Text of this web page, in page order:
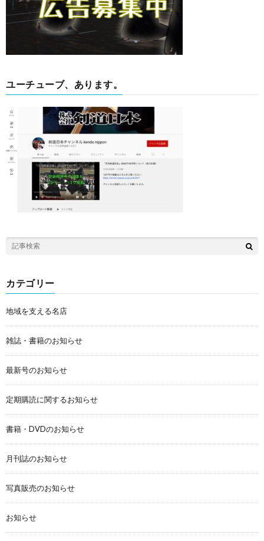
ユーチューブ、あります。
カテゴリー
地域を支える名店
雑誌・書籍のお知らせ
最新号のお知らせ
定期購読に関するお知らせ
書籍・DVDのお知らせ
月刊誌のお知らせ
写真販売のお知らせ
お知らせ